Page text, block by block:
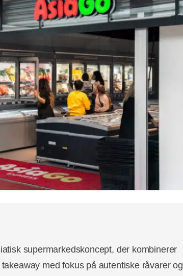
supermarkedskoncept, der kombinerer
med fokus på autentiske råvarer og